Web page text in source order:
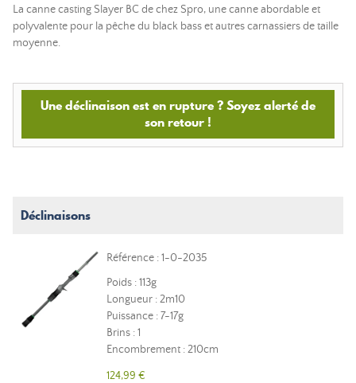
La canne casting Slayer BC de chez Spro, une canne abordable et
polyvalente pour la pêche du black bass et autres carnassiers de taille
moyenne.
Une déclinaison est en rupture ? Soyez alerté de
son retour !
Déclinaisons
Référence : 1-0-2035
Poids : 113g
Longueur : 2m10
Puissance : 7-17g
Brins : 1
Encombrement : 210cm
124,99 €